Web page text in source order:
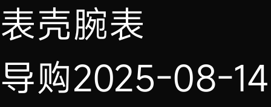
表壳腕表
导购2025-08-14